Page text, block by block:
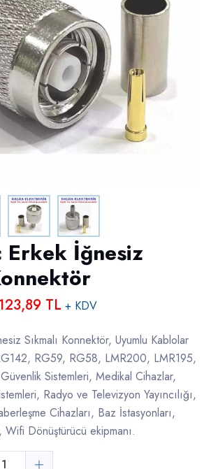
Erkek İğnesiz
123,89 TL + KDV
Sıkmalı Konnektör, Uyumlu Kablolar
RG59, RG58, LMR200, LMR195,
Sistemleri, Medikal Cihazlar,
Radyo ve Televizyon Yayıncılığı,
Cihazları, Baz İstasyonları,
Dönüştürücü ekipmanı.